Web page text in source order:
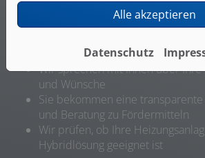
Wir sprechen mit Ihnen über Ihre
und Wünsche
Sie bekommen eine
und Beratung zu Fördermitteln
Wir prüfen, ob Ihre
Hybridlösung geeignet ist
Alle akzeptieren
Datenschutz